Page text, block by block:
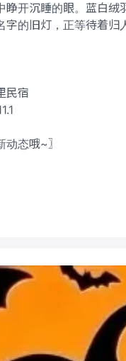
开沉睡的眼。蓝白
的旧灯，正等待着
民宿
态哦~〗